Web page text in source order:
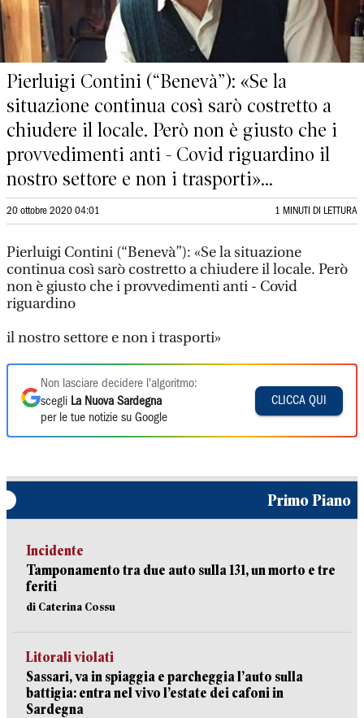
Pierluigi Contini (“Benevà”): «Se la
situazione continua così sarò costretto a
chiudere il locale. Però non è giusto che i
provvedimenti anti - Covid riguardino il
nostro settore e non i trasporti»...
20 ottobre 2020 04:01 1 MINUTI DI LETTURA
Pierluigi Contini (“Benevà”): «Se la situazione
continua così sarò costretto a chiudere il locale. Però
non è giusto che i provvedimenti anti - Covid
riguardino
il nostro settore e non i trasporti»
Non lasciare decidere l'algoritmo:
scegli La Nuova Sardegna
per le tue notizie su Google
CLICCA QUI
Primo Piano
Incidente
Tamponamento tra due auto sulla 131, un morto e tre
feriti
di Caterina Cossu
Litorali violati
Sassari, va in spiaggia e parcheggia l’auto sulla
battigia: entra nel vivo l’estate dei cafoni in
Sardegna